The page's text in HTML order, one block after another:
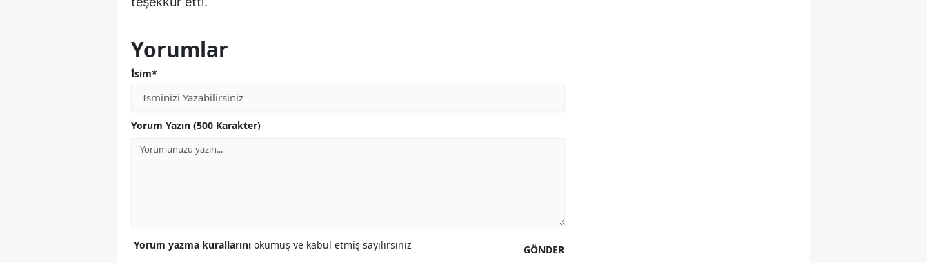
Yorumlar
İsim*
Yorum Yazın (500 Karakter)
GÖNDER
Yorum yazma kurallarını okumuş ve kabul etmiş sayılırsınız